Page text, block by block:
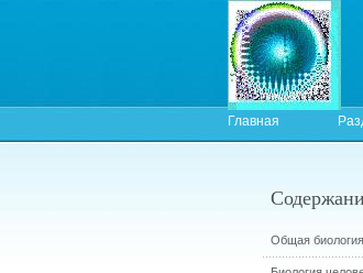
Главная
Общая биология